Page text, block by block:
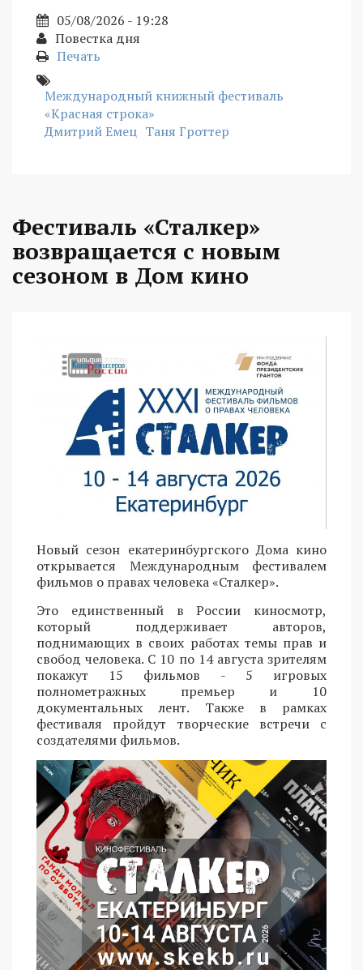
05/08/2026 - 19:28
Повестка дня
Печать
Международный книжный фестиваль
«Красная строка»
Дмитрий Емец Таня Гроттер
Фестиваль «Сталкер»
возвращается с новым
сезоном в Дом кино
Новый сезон екатеринбургского Дома кино
открывается Международным фестивалем
фильмов о правах человека «Сталкер».
Это единственный в России киносмотр,
который поддерживает авторов,
поднимающих в своих работах темы прав и
свобод человека. С 10 по 14 августа зрителям
покажут 15 фильмов - 5 игровых
полнометражных премьер и 10
документальных лент. Также в рамках
фестиваля пройдут творческие встречи с
создателями фильмов.